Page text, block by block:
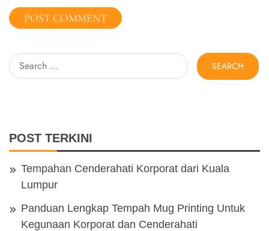
Search
for:
POST TERKINI
Tempahan Cenderahati Korporat dari Kuala
Lumpur
Panduan Lengkap Tempah Mug Printing Untuk
Kegunaan Korporat dan Cenderahati